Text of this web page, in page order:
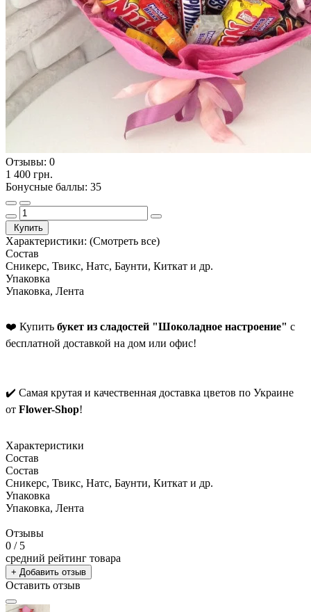
Отзывы: 0
1 400 грн.
Бонусные баллы: 35
Купить
Характеристики: (Смотреть все)
Состав
Сникерс, Твикс, Натс, Баунти, Киткат и др.
Упаковка
Упаковка, Лента
❤️ Купить букет из сладостей "Шоколадное настроение" с
бесплатной доставкой на дом или офис!
✔️ Самая крутая и качественная доставка цветов по Украине
от Flower-Shop!
Характеристики
Состав
Состав
Сникерс, Твикс, Натс, Баунти, Киткат и др.
Упаковка
Упаковка, Лента
Отзывы
0 / 5
средний рейтинг товара
+ Добавить отзыв
Оставить отзыв